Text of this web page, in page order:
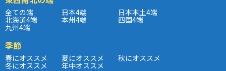
全ての端 日本4端 日本本土4端
北海道4端 本州4端 四国4端
九州4端
季節
春にオススメ 夏にオススメ 秋にオススメ
冬にオススメ 年中オススメ